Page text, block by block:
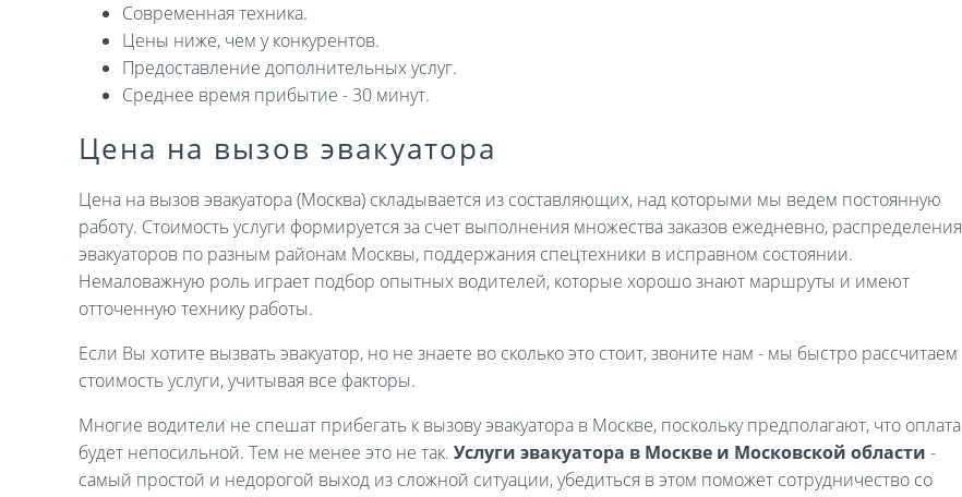
Современная техника.
Цены ниже, чем у конкурентов.
Предоставление дополнительных услуг.
Среднее время прибытие - 30 минут.
Цена на вызов эвакуатора
Цена на вызов эвакуатора (Москва) складывается из составляющих, над которыми мы ведем постоянную
работу. Стоимость услуги формируется за счет выполнения множества заказов ежедневно, распределения
эвакуаторов по разным районам Москвы, поддержания спецтехники в исправном состоянии.
Немаловажную роль играет подбор опытных водителей, которые хорошо знают маршруты и имеют
отточенную технику работы.
Если Вы хотите вызвать эвакуатор, но не знаете во сколько это стоит, звоните нам - мы быстро рассчитаем
стоимость услуги, учитывая все факторы.
Многие водители не спешат прибегать к вызову эвакуатора в Москве, поскольку предполагают, что оплата
будет непосильной. Тем не менее это не так. Услуги эвакуатора в Москве и Московской области -
самый простой и недорогой выход из сложной ситуации, убедиться в этом поможет сотрудничество со